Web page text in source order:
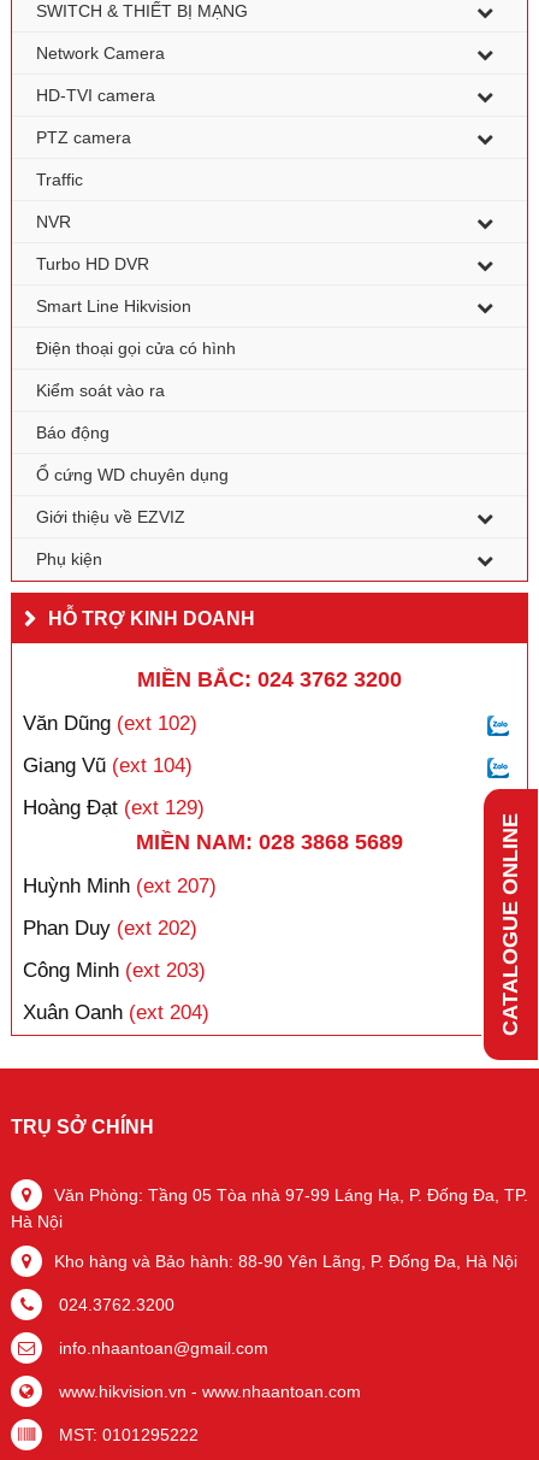
CATALOGUE ONLINE
SWITCH & THIẾT BỊ MẠNG
Network Camera
HD-TVI camera
PTZ camera
Traffic
NVR
Turbo HD DVR
Smart Line Hikvision
Điện thoại gọi cửa có hình
Kiểm soát vào ra
Báo động
Ổ cứng WD chuyên dụng
Giới thiệu về EZVIZ
Phụ kiện
HỖ TRỢ KINH DOANH
MIỀN BẮC: 024 3762 3200
Văn Dũng (ext 102)
Giang Vũ (ext 104)
Hoàng Đạt (ext 129)
MIỀN NAM: 028 3868 5689
Huỳnh Minh (ext 207)
Phan Duy (ext 202)
Công Minh (ext 203)
Xuân Oanh (ext 204)
TRỤ SỞ CHÍNH
Văn Phòng: Tầng 05 Tòa nhà 97-99 Láng Hạ, P. Đống Đa, TP.
Hà Nội
Kho hàng và Bảo hành: 88-90 Yên Lãng, P. Đống Đa, Hà Nội
024.3762.3200
info.nhaantoan@gmail.com
www.hikvision.vn - www.nhaantoan.com
MST: 0101295222